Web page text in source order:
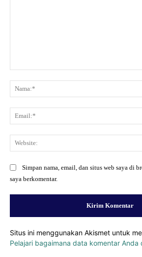
Simpan nama, email, dan situs web saya di
saya berkomentar.
Situs ini menggunakan Akismet untuk
Pelajari bagaimana data komentar Anda